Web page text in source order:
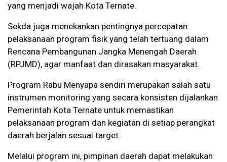
yang menjadi wajah Kota Ternate.
Sekda juga menekankan pentingnya percepatan
pelaksanaan program fisik yang telah tertuang dalam
Rencana Pembangunan Jangka Menengah Daerah
(RPJMD), agar manfaat dan dirasakan masyarakat.
Program Rabu Menyapa sendiri merupakan salah satu
instrumen monitoring yang secara konsisten dijalankan
Pemerintah Kota Ternate untuk memastikan
pelaksanaan program dan kegiatan di setiap perangkat
daerah berjalan sesuai target.
Melalui program ini, pimpinan daerah dapat melakukan